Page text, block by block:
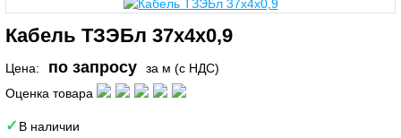
Кабель ТЗЭБл 37х4х0,9
Цена: по запросу
за м (с НДС)
Оценка товара
В наличии